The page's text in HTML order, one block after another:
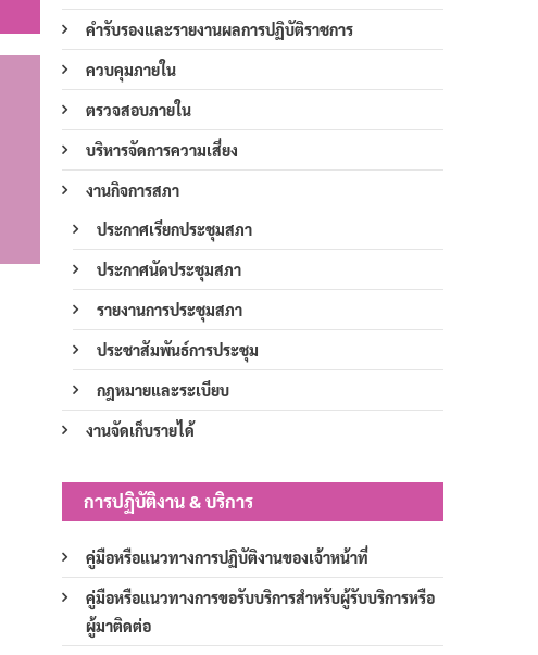
คำรับรองและรายงานผลการปฏิบัติราชการ
ควบคุมภายใน
ตรวจสอบภายใน
บริหารจัดการความเสี่ยง
งานกิจการสภา
ประกาศเรียกประชุมสภา
ประกาศนัดประชุมสภา
รายงานการประชุมสภา
ประชาสัมพันธ์การประชุม
กฎหมายและระเบียบ
งานจัดเก็บรายได้
การปฏิบัติงาน & บริการ
คู่มือหรือแนวทางการปฏิบัติงานของเจ้าหน้าที่
คู่มือหรือแนวทางการขอรับบริการสำหรับผู้รับบริการหรือ
ผู้มาติดต่อ